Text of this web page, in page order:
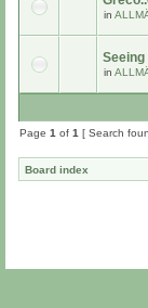
in
in
Page 1 of 1 [ Search
Board index